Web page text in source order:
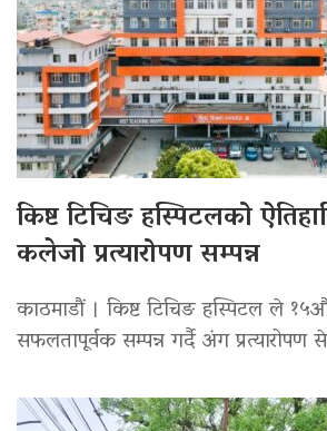
किष्ट टिचिङ हस्पिटलको
कलेजो प्रत्यारोपण सम्पन्न
काठमाडौं । किष्ट टिचिङ हस्पिटल ले
सफलतापूर्वक सम्पन्न गर्दै अंग प्रत्यारोपण